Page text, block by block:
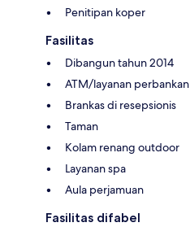
Penitipan koper
Fasilitas
Dibangun tahun 2014
ATM/layanan perbankan
Brankas di resepsionis
Taman
Kolam renang outdoor
Layanan spa
Aula perjamuan
Fasilitas difabel